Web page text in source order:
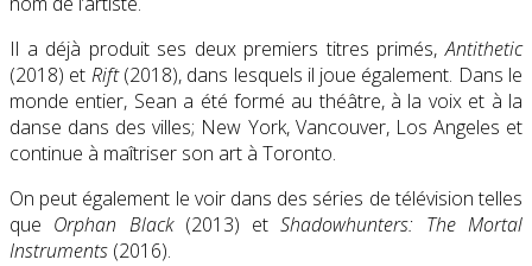
Il a déjà produit ses deux premiers titres primés,Antithetic
(2018) et Rift(2018), dans lesquels il joue également. Dans le
monde entier, Sean a été formé au théâtre, à la voix et à la
danse dans des villes; New York, Vancouver, Los Angeles et
continue à maîtriser son art à Toronto.
On peut également le voir dans des séries de télévision telles
que Orphan Black(2013) etShadowhunters: The Mortal
Instruments (2016).